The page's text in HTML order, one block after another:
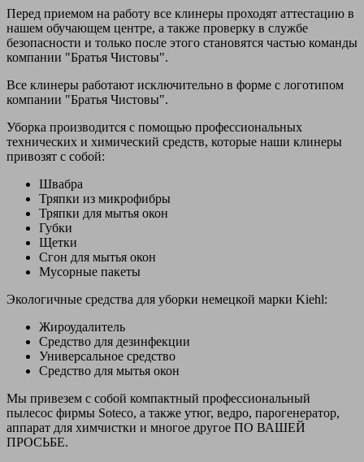
Перед приемом на работу все клинеры проходят аттестацию в
нашем обучающем центре, а также проверку в службе
безопасности и только после этого становятся частью команды
компании "Братья Чистовы".
Все клинеры работают исключительно в форме с логотипом
компании "Братья Чистовы".
Уборка производится с помощью профессиональных
технических и химический средств, которые наши клинеры
привозят с собой:
Швабра
Тряпки из микрофибры
Тряпки для мытья окон
Губки
Щетки
Сгон для мытья окон
Мусорные пакеты
Экологичные средства для уборки немецкой марки Kiehl:
Жироудалитель
Средство для дезинфекции
Универсальное средство
Средство для мытья окон
Мы привезем с собой компактный профессиональный
пылесос фирмы Soteco, а также утюг, ведро, парогенератор,
аппарат для химчистки и многое другое ПО ВАШЕЙ
ПРОСЬБЕ.